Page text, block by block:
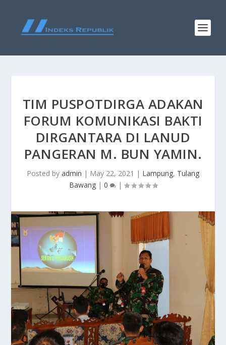
TIM PUSPOTDIRGA ADAKAN
FORUM KOMUNIKASI BAKTI
DIRGANTARA DI LANUD
PANGERAN M. BUN YAMIN.
Posted by admin | May 22, 2021 | Lampung, Tulang
Bawang| 0 |